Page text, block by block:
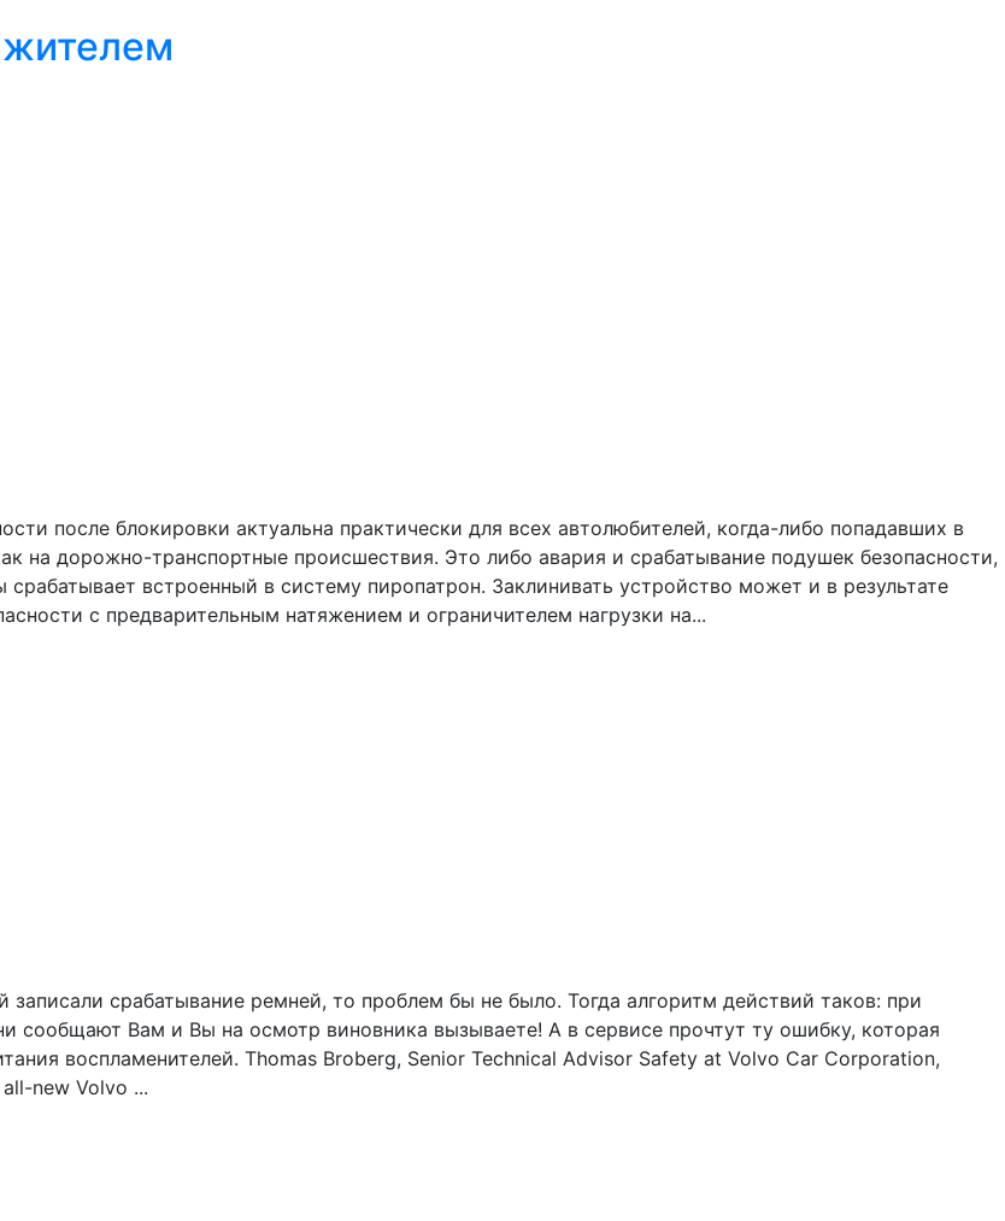
после блокировки актуальна практически для всех автолюбителей, когда-либо попадавших в
на дорожно-транспортные происшествия. Это либо авария и срабатывание подушек безопасности,
встроенный в систему пиропатрон. Заклинивать устройство может и в результате
с предварительным натяжением и ограничителем нагрузки на...
срабатывание ремней, то проблем бы не было. Тогда алгоритм действий таков: при
сообщают Вам и Вы на осмотр виновника вызываете! А в сервисе прочтут ту ошибку, которая
воспламенителей. Thomas Broberg, Senior Technical Advisor Safety at Volvo Car Corporation,
new Volvo ...